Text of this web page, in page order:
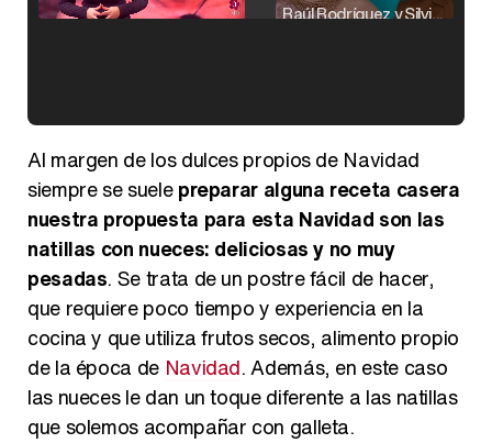
Raúl Rodríguez y Silvia Taulés nos cuentan su papel en 'La familia de la tele'
Así se tomó Felipe VI que la Infanta Sofía no quisiera recibir formación militar
Al margen de los dulces propios de Navidad
siempre se suelepreparar alguna receta casera
nuestra propuesta para esta Navidad son las
natillas con nueces: deliciosas y no muy
pesadas. Se trata de un postre fácil de hacer,
que requiere poco tiempo y experiencia en la
cocina y que utiliza frutos secos, alimento propio
de la época de Navidad. Además, en este caso
las nueces le dan un toque diferente a las natillas
que solemos acompañar con galleta.